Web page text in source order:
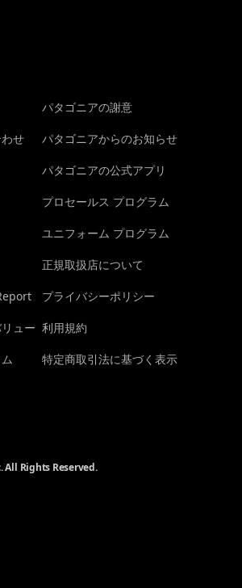
せ
ュー
パタゴニアの謝意
パタゴニアからのお知らせ
パタゴニアの公式アプリ
プロセールス プログラム
ユニフォーム プログラム
正規取扱店について
プライバシーポリシー
利用規約
特定商取引法に基づく表示
All Rights Reserved.